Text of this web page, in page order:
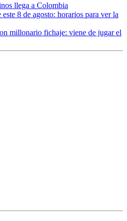
llega a Colombia
8 de agosto: horarios para ver la
millonario fichaje: viene de jugar el